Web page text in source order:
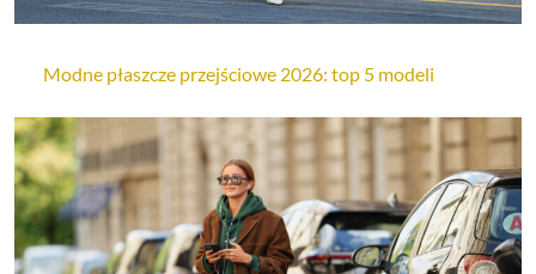
Modne płaszcze przejściowe 2026: top 5 modeli